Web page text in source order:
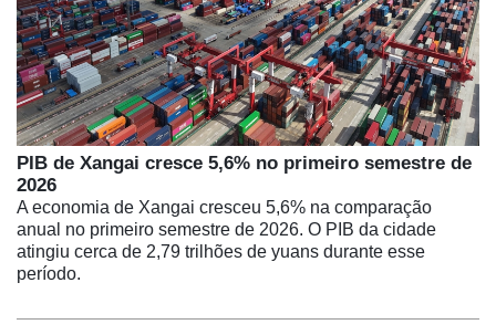
PIB de Xangai cresce 5,6% no primeiro semestre de
2026
A economia de Xangai cresceu 5,6% na comparação
anual no primeiro semestre de 2026. O PIB da cidade
atingiu cerca de 2,79 trilhões de yuans durante esse
período.